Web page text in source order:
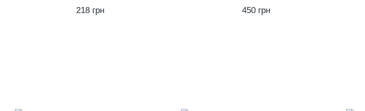
218 грн 450 грн